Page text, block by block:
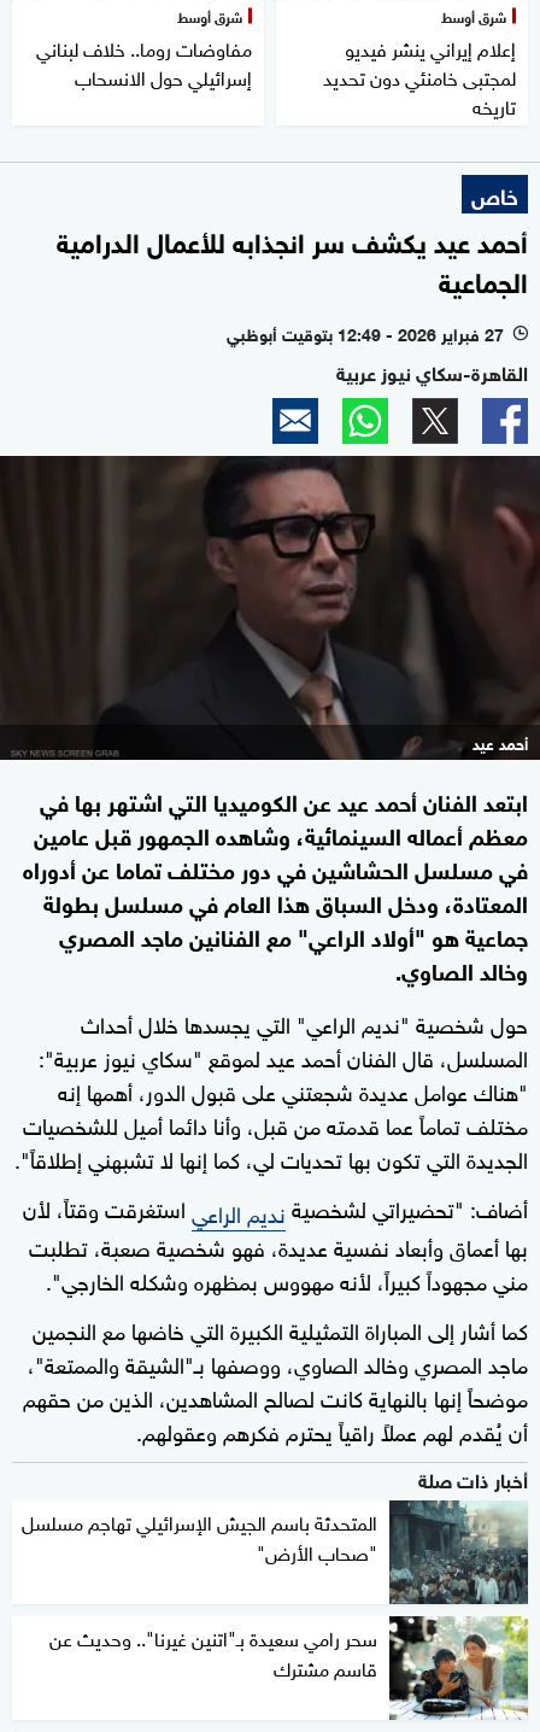
شرق أوسط
إعلام إيراني ينشر فيديو
لمجتبى خامنئي دون تحديد
تاريخه
شرق أوسط
مفاوضات روما.. خلاف لبناني
إسرائيلي حول الانسحاب
خاص
أحمد عيد يكشف سر انجذابه للأعمال الدرامية
الجماعية
l 27 فبراير 2026 - 12:49 بتوقيت أبوظبي
القاهرة-سكاي نيوز عربية
أحمد عيد
ابتعد الفنان أحمد عيد عن الكوميديا التي اشتهر بها في
معظم أعماله السينمائية، وشاهده الجمهور قبل عامين
في مسلسل الحشاشين في دور مختلف تماما عن أدوراه
المعتادة، ودخل السباق هذا العام في مسلسل بطولة
جماعية هو "أولاد الراعي" مع الفنانين ماجد المصري
وخالد الصاوي.
حول شخصية "نديم الراعي" التي يجسدها خلال أحداث
المسلسل، قال الفنان أحمد عيد لموقع "سكاي نيوز عربية":
"هناك عوامل عديدة شجعتني على قبول الدور، أهمها إنه
مختلف تماماً عما قدمته من قبل، وأنا دائما أميل للشخصيات
الجديدة التي تكون بها تحديات لي، كما إنها لا تشبهني إطلاقاً".
أضاف: "تحضيراتي لشخصيةنديم الراعياستغرقت وقتاً، لأن
بها أعماق وأبعاد نفسية عديدة، فهو شخصية صعبة، تطلبت
مني مجهوداً كبيراً، لأنه مهووس بمظهره وشكله الخارجي".
كما أشار إلى المباراة التمثيلية الكبيرة التي خاضها مع النجمين
ماجد المصري وخالد الصاوي، ووصفها بـ"الشيقة والممتعة"،
موضحاً إنها بالنهاية كانت لصالح المشاهدين، الذين من حقهم
أن يُقدم لهم عملاً راقياً يحترم فكرهم وعقولهم.
أخبار ذات صلة
المتحدثة باسم الجيش الإسرائيلي تهاجم مسلسل
"صحاب الأرض"
سحر رامي سعيدة بـ"اتنين غيرنا".. وحديث عن
قاسم مشترك